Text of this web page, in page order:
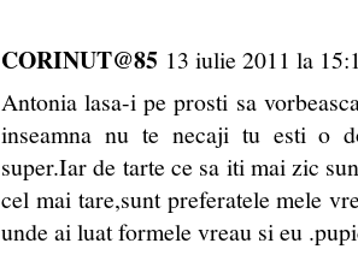
CORINUT@85 13 iulie 2011 la
Antonia lasa-i pe prosti sa
inseamna nu te necaji tu esti o
super.Iar de tarte ce sa iti mai zic
cel mai tare,sunt preferatele mele
unde ai luat formele vreau si eu